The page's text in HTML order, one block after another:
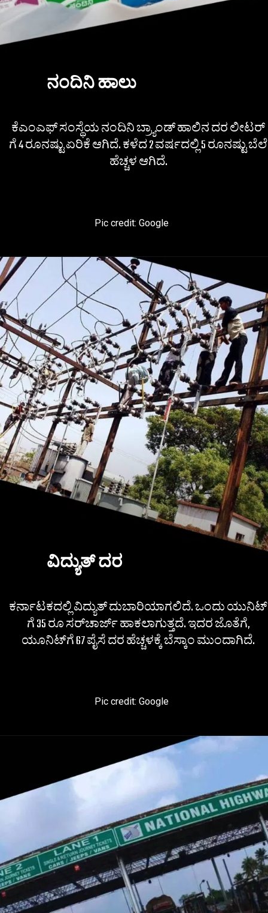
ಕೆಎಂಎಫ್ ಸಂಸ್ಥೆಯ ನಂದಿನಿ ಬ್ರ್ಯಾಂಡ್ ಹಾಲಿನ ದರ ಲೀಟರ್​​
ಗೆ 4 ರೂನಷ್ಟು ಏರಿಕೆ ಆಗಿದೆ. ಕಳೆದ 2 ವರ್ಷದಲ್ಲಿ 5 ರೂನಷ್ಟು ಬೆಲೆ
ಹೆಚ್ಚಳ ಆಗಿದೆ.
Pic credit: Google
ನಂದಿನಿ ಹಾಲು
ಕರ್ನಾಟಕದಲ್ಲಿ ವಿದ್ಯುತ್ ದುಬಾರಿಯಾಗಲಿದೆ. ಒಂದು ಯುನಿಟ್​​
ಗೆ 35 ರೂ ಸರ್​ಚಾರ್ಜ್ ಹಾಕಲಾಗುತ್ತದೆ. ಇದರ ಜೊತೆಗೆ,
ಯೂನಿಟ್​​ಗೆ 67 ಪೈಸೆ ದರ ಹೆಚ್ಚಳಕ್ಕೆ ಬೆಸ್ಕಾಂ ಮುಂದಾಗಿದೆ.
Pic credit: Google
ವಿದ್ಯುತ್ ದರ